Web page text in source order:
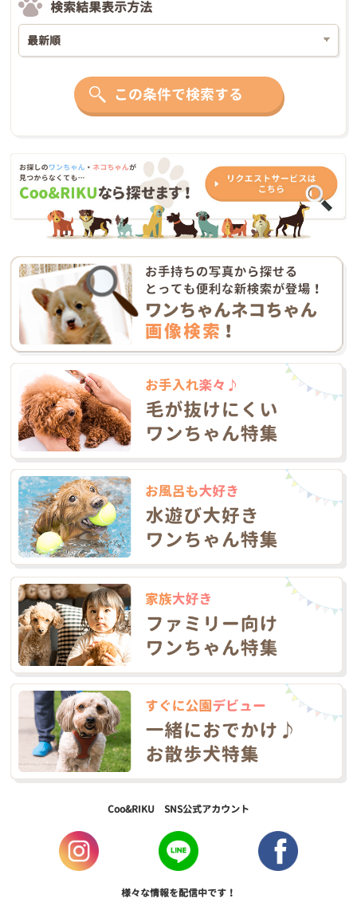
検索結果表示方法
この条件で検索する
Coo&RIKU SNS公式アカウント
様々な情報を配信中です！